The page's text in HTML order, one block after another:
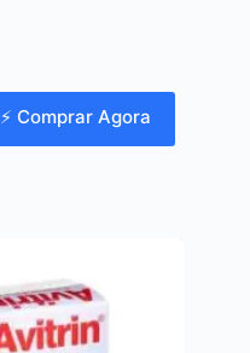
⚡ Comprar Agora